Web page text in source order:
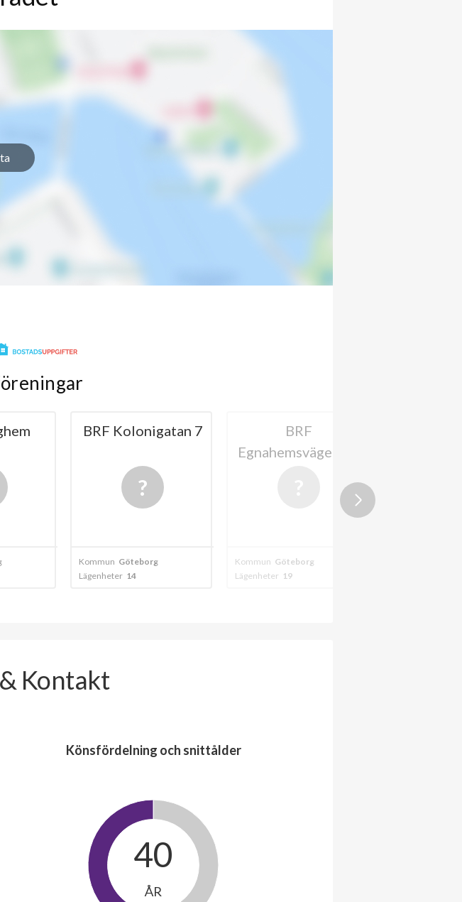
BRF Kolonigatan 7
Kommun Göteborg
Lägenheter 14
BRF
Egnahemsvägen 22
Kommun Göteborg
Lägenheter 19
Kontakt
Könsfördelning och snittålder
40
ÅR